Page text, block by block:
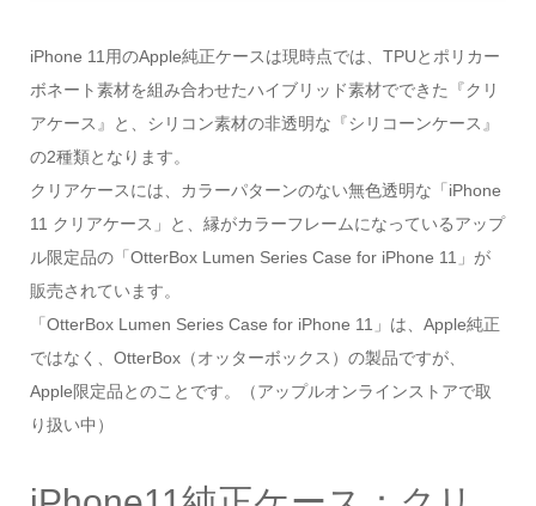
iPhone 11用のApple純正ケースは現時点では、TPUとポリカー
ボネート素材を組み合わせたハイブリッド素材でできた『クリ
アケース』と、シリコン素材の非透明な『シリコーンケース』
の2種類となります。
クリアケースには、カラーパターンのない無色透明な「iPhone
11 クリアケース」と、縁がカラーフレームになっているアップ
ル限定品の「OtterBox Lumen Series Case for iPhone 11」が
販売されています。
「OtterBox Lumen Series Case for iPhone 11」は、Apple純正
ではなく、OtterBox（オッターボックス）の製品ですが、
Apple限定品とのことです。（アップルオンラインストアで取
り扱い中）